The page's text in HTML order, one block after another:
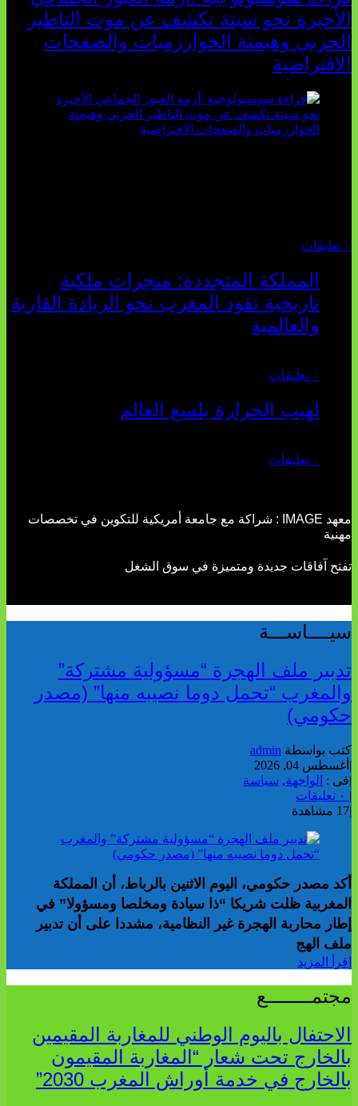
الأخيرة نحو سبتة تكشف عن موت التاطير
الحزبي وهيمنة الخوارزميات والصفحات
الافتراضية
٠ تعليقات
المملكة المتجددة: منجزات ملكية
تاريخية تقود المغرب نحو الريادة القارية
والعالمية
٠ تعليقات
لهيب الحرارة يلسع العالم
٠ تعليقات
معهد IMAGE : شراكة مع جامعة أمريكية للتكوين في تخصصات
مهنية
تفتح آفاقات جديدة ومتميزة في سوق الشغل
سيــــاســـة
تدبير ملف الهجرة “مسؤولية مشتركة”
والمغرب “تحمل دوما نصيبه منها” (مصدر
حكومي)
كتب بواسطة admin
| أغسطس 04, 2026
|فى : الواجهة, سياسة
|
|17 مشاهدة
أكد مصدر حكومي، اليوم الاثنين بالرباط، أن المملكة
المغربية ظلت شريكا “ذا سيادة ومخلصا ومسؤولا” في
إطار محاربة الهجرة غير النظامية، مشددا على أن تدبير
ملف الهج
إقرأ المزيد
مجتمــــــــع
الاحتفال باليوم الوطني للمغاربة المقيمين
بالخارج تحت شعار “المغاربة المقيمون
بالخارج في خدمة أوراش المغرب 2030”